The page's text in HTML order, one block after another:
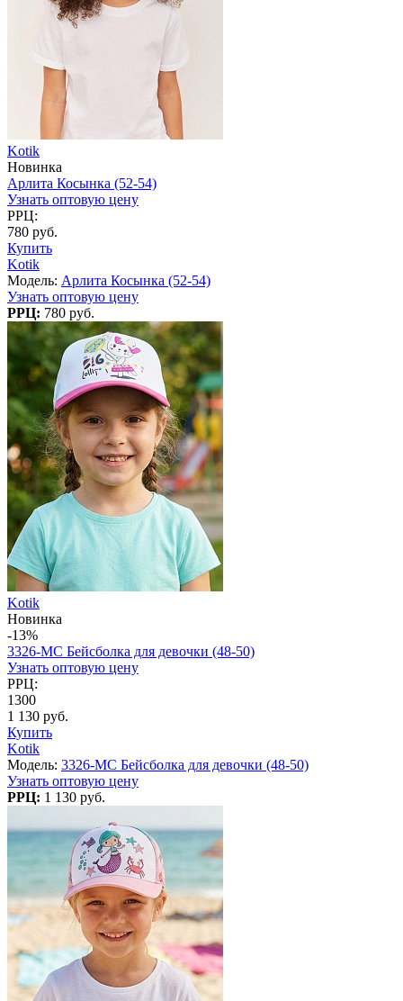
Kotik
Новинка
Арлита Косынка (52-54)
Узнать оптовую цену
РРЦ:
780 руб.
Купить
Kotik
Модель: Арлита Косынка (52-54)
Узнать оптовую цену
РРЦ: 780 руб.
Kotik
Новинка
-13%
3326-MC Бейсболка для девочки (48-50)
Узнать оптовую цену
РРЦ:
1300
1 130 руб.
Купить
Kotik
Модель: 3326-MC Бейсболка для девочки (48-50)
Узнать оптовую цену
РРЦ: 1 130 руб.